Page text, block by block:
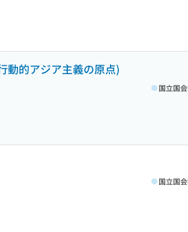
動的アジア主義の原点)
国立国
国立国